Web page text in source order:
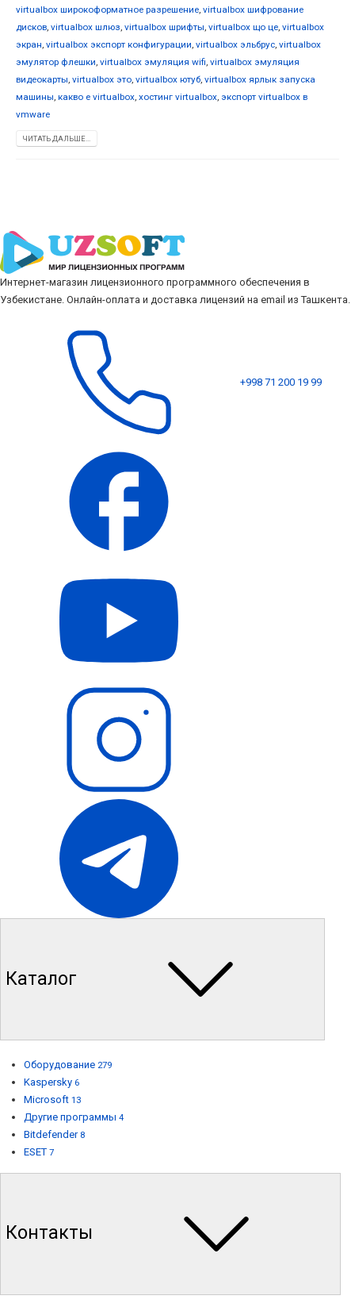
virtualbox широкоформатное разрешение, virtualbox шифрование
дисков, virtualbox шлюз, virtualbox шрифты, virtualbox що це, virtualbox
экран, virtualbox экспорт конфигурации, virtualbox эльбрус, virtualbox
эмулятор флешки, virtualbox эмуляция wifi, virtualbox эмуляция
видеокарты, virtualbox это, virtualbox ютуб, virtualbox ярлык запуска
машины, какво е virtualbox, хостинг virtualbox, экспорт virtualbox в
vmware
ЧИТАТЬ ДАЛЬШЕ...
Интернет-магазин лицензионного программного обеспечения в
Узбекистане. Онлайн-оплата и доставка лицензий на email из Ташкента.
+998 71 200 19 99
Каталог
Оборудование 279
Kaspersky 6
Microsoft 13
Другие программы 4
Bitdefender 8
ESET 7
Контакты